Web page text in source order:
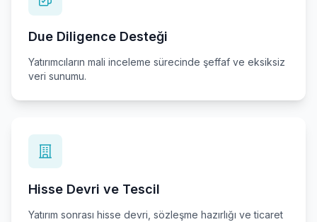
Due Diligence Desteği
Yatırımcıların mali inceleme sürecinde şeffaf ve eksiksiz
veri sunumu.
Hisse Devri ve Tescil
Yatırım sonrası hisse devri, sözleşme hazırlığı ve ticaret